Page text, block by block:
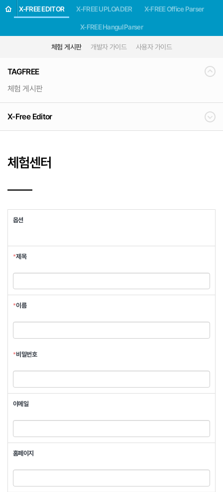
X-FREE EDITOR X-FREE UPLOADER X-FREE Office Parser
X-FREE Hangul Parser
체험 게시판 개발자 가이드 사용자 가이드
TAGFREE
체험 게시판
X-Free Editor
체험센터
게
시
글
쓰
옵션
*제목
*이름
름
*비밀번호
밀
호
이메일
홈페이지